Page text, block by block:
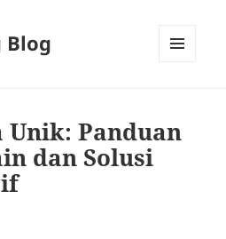
Blog
Unik: Panduan
dan Solusi